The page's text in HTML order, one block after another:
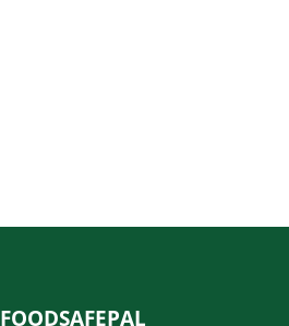
FOODSAFEPAL